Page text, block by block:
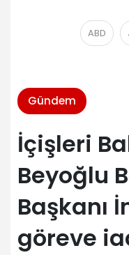
ABD
Gündem
İçişleri
Beyoğlu
Başkanı
göreve